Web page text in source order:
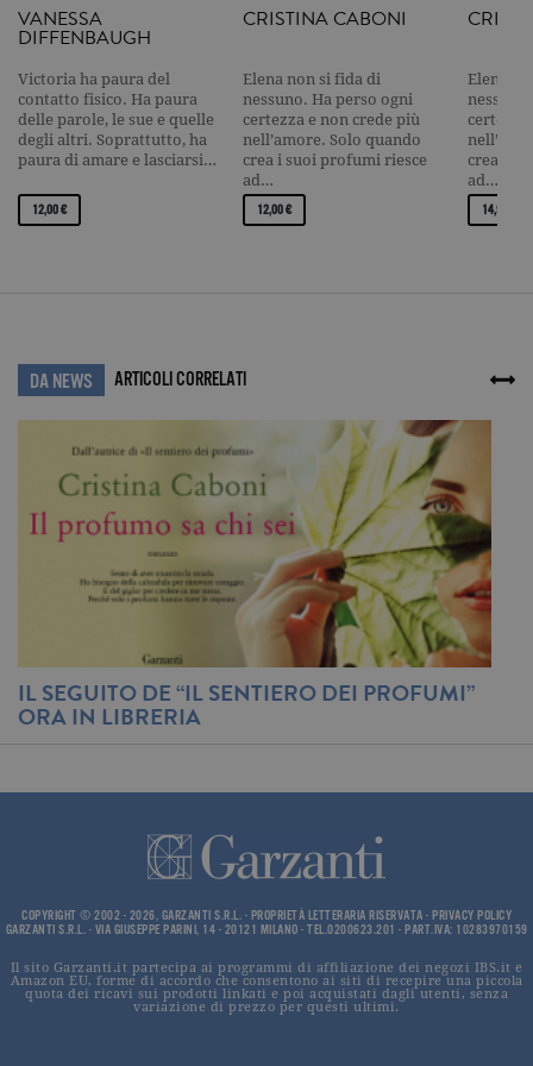
VANESSA
DIFFENBAUGH
Victoria ha paura del
contatto fisico. Ha paura
delle parole, le sue e quelle
degli altri. Soprattutto, ha
paura di amare e lasciarsi…
12,00 €
CRISTINA CABONI
Elena non si fida di
nessuno. Ha perso ogni
certezza e non crede più
nell’amore. Solo quando
crea i suoi profumi riesce
ad…
12,00 €
Elena
crea i
ad…
14,90 €
DA NEWS ARTICOLI CORRELATI
IL SEGUITO DE “IL SENTIERO DEI PROFUMI”
ORA IN LIBRERIA
COPYRIGHT © 2002 - 2026, GARZANTI S.R.L. - PROPRIETÀ LETTERARIA RISERVATA - PRIVACY POLICY
GARZANTI S.R.L. - VIA GIUSEPPE PARINI, 14 - 20121 MILANO - TEL.0200623.201 - PART.IVA: 10283970159
Il sito Garzanti.it partecipa ai programmi di affiliazione dei negozi IBS.it e
Amazon EU, forme di accordo che consentono ai siti di recepire una piccola
quota dei ricavi sui prodotti linkati e poi acquistati dagli utenti, senza
variazione di prezzo per questi ultimi.
necessari, consentono la funzionalità
del sito Web principale come l'accesso
degli utenti e la gestione dell'account. Il
sito Web non può essere utilizzato
correttamente senza i cookie
strettamente necessari. Col rispetto
delle condizioni previste dal Garante, i
cookie analitici sono equiparati ai
tecnici e dunque non necessitano del
Dominio
Descrizione
per ogni
visitata e
contare e
.garzanti.it 1 minuto
Questo
cookie è
associato a
Google
Universal
Analytics,
secondo la
viene
per
richieste,
current_url
.garzanti.it Sessione
Questo
cookie di
pattern
Google
Analytics,
l'elemento